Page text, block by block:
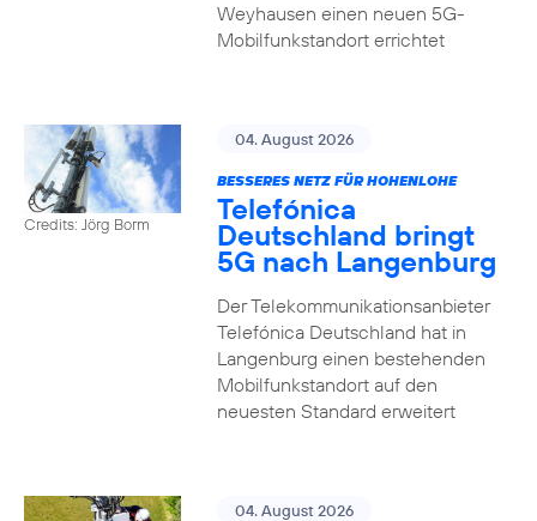
Weyhausen einen neuen 5G-
Mobilfunkstandort errichtet
Credits: Jörg Borm
04. August 2026
BESSERES NETZ FÜR HOHENLOHE
Telefónica
Deutschland bringt
5G nach Langenburg
Der Telekommunikationsanbieter
Telefónica Deutschland hat in
Langenburg einen bestehenden
Mobilfunkstandort auf den
neuesten Standard erweitert
04. August 2026